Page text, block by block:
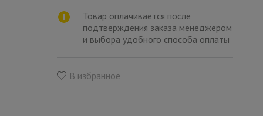
Товар оплачивается после
подтверждения заказа менеджером
и выбора удобного способа оплаты
В избранное